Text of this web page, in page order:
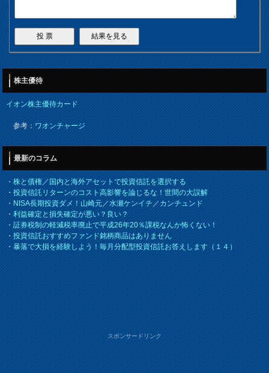
株主優待
イオン株主優待カード
参考：ワオンチャージ
最新のコラム
・株と債権／国内と海外アセットで投資信託を選択する
・投資信託リターンのコスト高影響を論じるな！世間の大誤解
・NISA長期投資ダメ！山崎元／水瀬ケンイチ／カンチュンド
・利益確定と損失確定が悪い？良い？
・証券税制の軽減税率廃止で平成26年20％課税なんか怖くない！
・投資信託おすすめファンド銘柄商品はありません
・暴落で大損を経験しよう！毎月分配型投資信託お答えします（１４）
スポンサードリンク